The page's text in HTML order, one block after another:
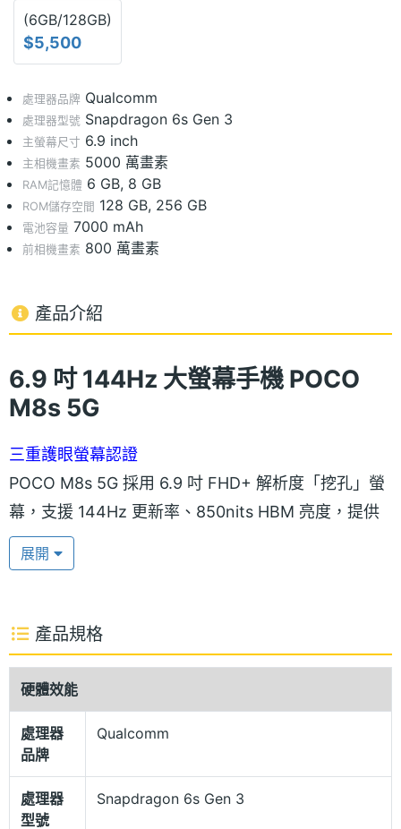
(6GB/128GB)
$5,500
處理器品牌 Qualcomm
處理器型號 Snapdragon 6s Gen 3
主螢幕尺寸 6.9 inch
主相機畫素 5000 萬畫素
RAM記憶體 6 GB, 8 GB
ROM儲存空間 128 GB, 256 GB
電池容量 7000 mAh
前相機畫素 800 萬畫素
產品介紹
6.9 吋 144Hz 大螢幕手機 POCO
M8s 5G
三重護眼螢幕認證
POCO M8s 5G 採用 6.9 吋 FHD+ 解析度「挖孔」螢
幕，支援 144Hz 更新率、850nits HBM 亮度，提供
濕手觸控螢幕技術 2.0 功能，即使手指沾濕、沾油或
有泡沫，也能精準控制螢幕。通過德國萊茵 TÜV 護眼
減少螢幕藍光對肉眼的傷害。
高通 Snapdragon 6s Gen 3 行動平台
POCO M8s 5G 運行 HyperOS 2 操作介面，搭載高通
Snapdragon 6s Gen 3 行動平台，支援 5G + 5G 雙
microSD 記憶卡擴充。續航內建 7,000mAh 電池，支
展開
產品規格
硬體效能
處理器
品牌
Qualcomm
處理器
型號
Snapdragon 6s Gen 3